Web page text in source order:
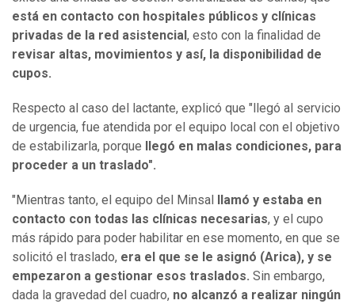
está en contacto con hospitales públicos y clínicas
privadas de la red asistencial , esto con la finalidad de
revisar altas, movimientos y así, la disponibilidad de
cupos.
Respecto al caso del lactante, explicó que "llegó al servicio
de urgencia, fue atendida por el equipo local con el objetivo
de estabilizarla, porque
llegó en malas condiciones, para
proceder a un traslado".
"Mientras tanto, el equipo del Minsal
llamó y estaba en
contacto con todas las clínicas necesarias, y el cupo
más rápido para poder habilitar en ese momento, en que se
solicitó el traslado, era el que se le asignó (Arica), y se
empezaron a gestionar esos traslados. Sin embargo,
dada la gravedad del cuadro, no alcanzó a realizar ningún